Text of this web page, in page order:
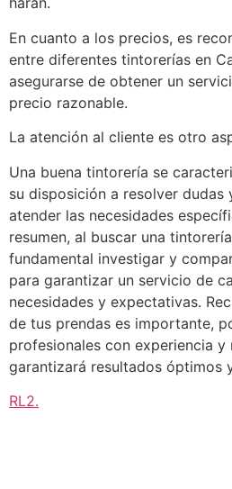
En cuanto a los precios, es
entre diferentes tintorerías en
asegurarse de obtener un
precio razonable.
La atención al cliente es otro
Una buena tintorería se
su disposición a resolver dudas
atender las necesidades
resumen, al buscar una
fundamental investigar y
para garantizar un servicio de
necesidades y expectativas.
de tus prendas es importante,
profesionales con experiencia
garantizará resultados óptimos
RL2.